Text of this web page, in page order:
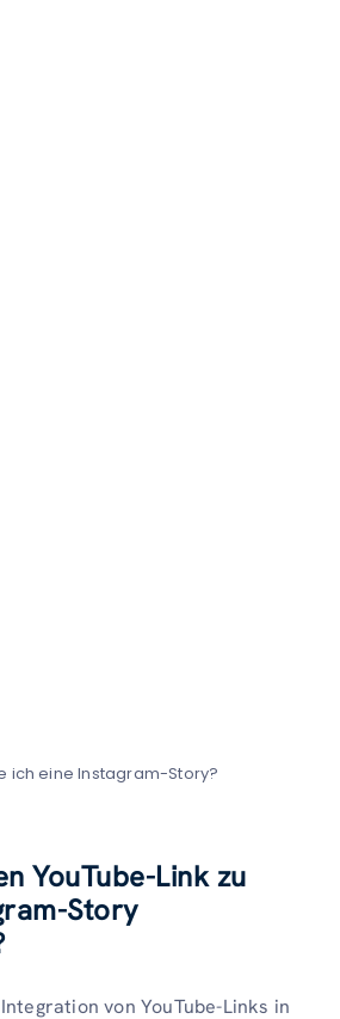
ich eine Instagram-Story?
YouTube-Link zu
Story
von YouTube-Links in